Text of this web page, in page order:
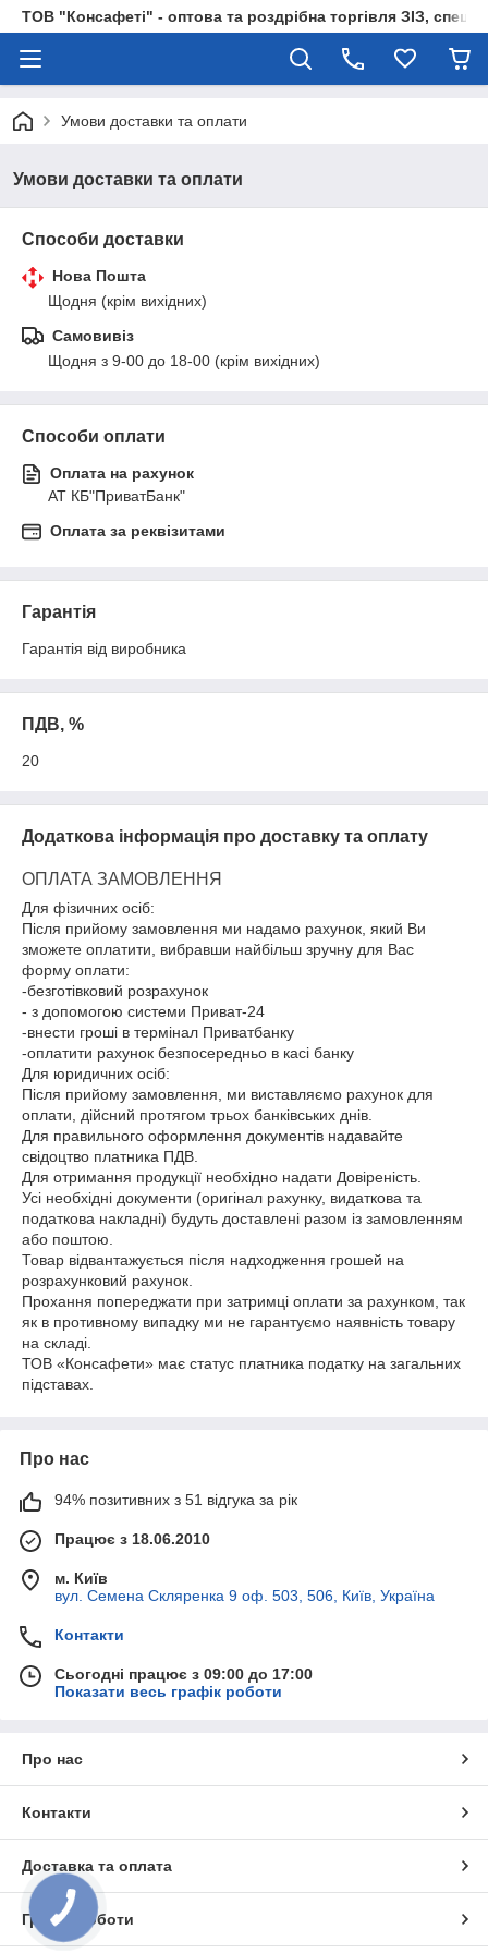
ТОВ "Консафеті" - оптова та роздрібна торгівля ЗІЗ,
Умови доставки та оплати
Умови доставки та оплати
Способи доставки
Нова Пошта
Щодня (крім вихідних)
Самовивіз
Щодня з 9-00 до 18-00 (крім вихідних)
Способи оплати
Оплата на рахунок
АТ КБ"ПриватБанк"
Оплата за реквізитами
Гарантія
Гарантія від виробника
ПДВ, %
20
Додаткова інформація про доставку та оплату
ОПЛАТА ЗАМОВЛЕННЯ
Для фізичних осіб:
Після прийому замовлення ми надамо рахунок, який Ви
зможете оплатити, вибравши найбільш зручну для Вас
форму оплати:
-безготівковий розрахунок
- з допомогою системи Приват-24
-внести гроші в термінал Приватбанку
-оплатити рахунок безпосередньо в касі банку
Для юридичних осіб:
Після прийому замовлення, ми виставляємо рахунок для
оплати, дійсний протягом трьох банківських днів.
Для правильного оформлення документів надавайте
свідоцтво платника ПДВ.
Для отримання продукції необхідно надати Довіреність.
Усі необхідні документи (оригінал рахунку, видаткова та
податкова накладні) будуть доставлені разом із замовленням
або поштою.
Товар відвантажується після надходження грошей на
розрахунковий рахунок.
Прохання попереджати при затримці оплати за рахунком, так
як в противному випадку ми не гарантуємо наявність товару
на складі.
ТОВ «Консафети» має статус платника податку на загальних
підставах.
Про нас
94% позитивних з 51 відгука за рік
Працює з 18.06.2010
м. Київ
вул. Семена Скляренка 9 оф. 503, 506, Київ, Україна
Контакти
Сьогодні працює з 09:00 до 17:00
Показати весь графік роботи
Про нас
Контакти
Доставка та оплата
Графік роботи